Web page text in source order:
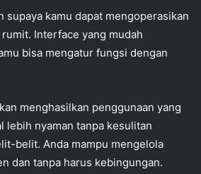
supaya kamu dapat mengoperasikan
Interface yang mudah
bisa mengatur fungsi dengan
menghasilkan penggunaan yang
lebih nyaman tanpa kesulitan
belit. Anda mampu mengelola
dan tanpa harus kebingungan.